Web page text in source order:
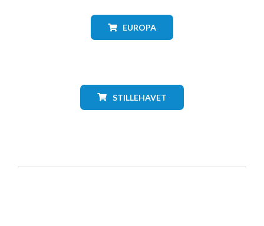
EUROPA
STILLEHAVET